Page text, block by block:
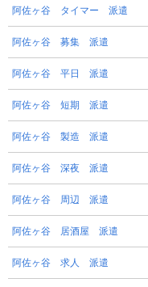
阿佐ヶ谷 タイマー 派遣
阿佐ヶ谷 募集 派遣
阿佐ヶ谷 平日 派遣
阿佐ヶ谷 短期 派遣
阿佐ヶ谷 製造 派遣
阿佐ヶ谷 深夜 派遣
阿佐ヶ谷 周辺 派遣
阿佐ヶ谷 居酒屋 派遣
阿佐ヶ谷 求人 派遣